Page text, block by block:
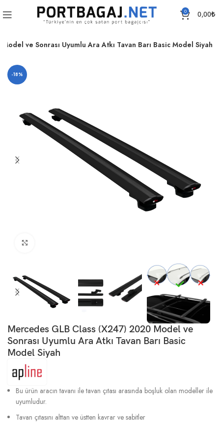
0 0,00₺
ve Sonrası Uyumlu Ara Atkı Tavan Barı Basic Model Siyah
-18%
Mercedes GLB Class (X247) 2020 Model ve
Sonrası Uyumlu Ara Atkı Tavan Barı Basic
Model Siyah
Bu ürün aracın tavanı ile tavan çıtası arasında boşluk olan modeller ile
uyumludur.
Tavan çıtasını alttan ve üstten kavrar ve sabitler